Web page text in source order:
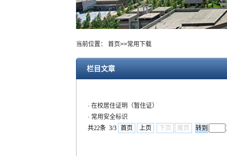
当前位置： 首页>>常用下载
栏目文章
· 在校居住证明（暂住证）
· 常用安全标识
共22条 3/3 首页 上页 下页 尾页